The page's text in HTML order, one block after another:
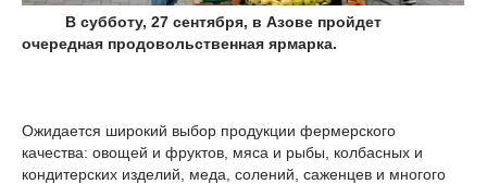
В субботу, 27 сентября, в Азове пройдет
очередная продовольственная ярмарка.
Ожидается широкий выбор продукции фермерского
качества: овощей и фруктов, мяса и рыбы, колбасных и
кондитерских изделий, меда, солений, саженцев и многого